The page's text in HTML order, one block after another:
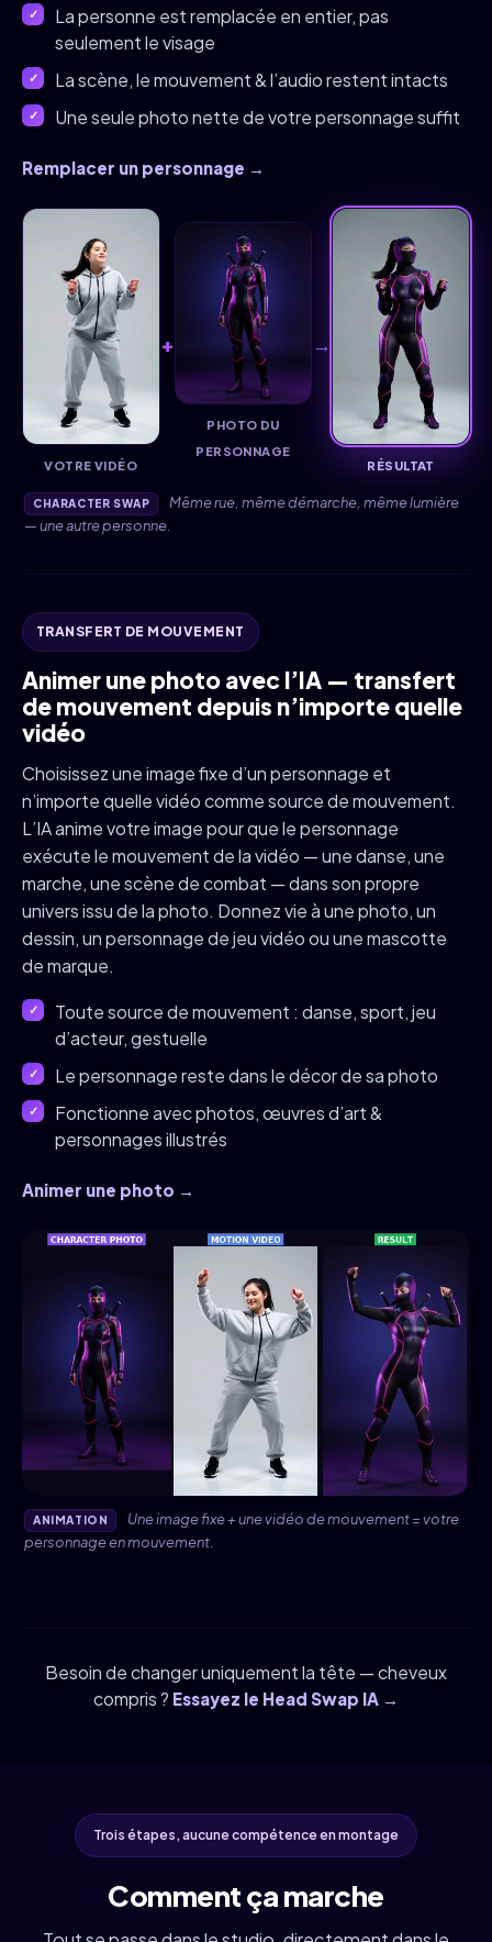
La personne est remplacée en entier, pas
seulement le visage
La scène, le mouvement & l’audio restent intacts
Une seule photo nette de votre personnage suffit
Remplacer un personnage →
VOTRE VIDÉO
+
PHOTO DU
PERSONNAGE
→
RÉSULTAT
CHARACTER SWAP
Même rue, même démarche, même lumière
— une autre personne.
TRANSFERT DE MOUVEMENT
Animer une photo avec l’IA — transfert
de mouvement depuis n’importe quelle
vidéo
Choisissez une image fixe d’un personnage et
n’importe quelle vidéo comme source de mouvement.
L’IA anime votre image pour que le personnage
exécute le mouvement de la vidéo — une danse, une
marche, une scène de combat — dans son propre
univers issu de la photo. Donnez vie à une photo, un
dessin, un personnage de jeu vidéo ou une mascotte
de marque.
Toute source de mouvement : danse, sport, jeu
d’acteur, gestuelle
Le personnage reste dans le décor de sa photo
Fonctionne avec photos, œuvres d’art &
personnages illustrés
Animer une photo →
ANIMATION
Une image fixe + une vidéo de mouvement = votre
personnage en mouvement.
Besoin de changer uniquement la tête — cheveux
compris ? Essayez le Head Swap IA →
Trois étapes, aucune compétence en montage
Comment ça marche